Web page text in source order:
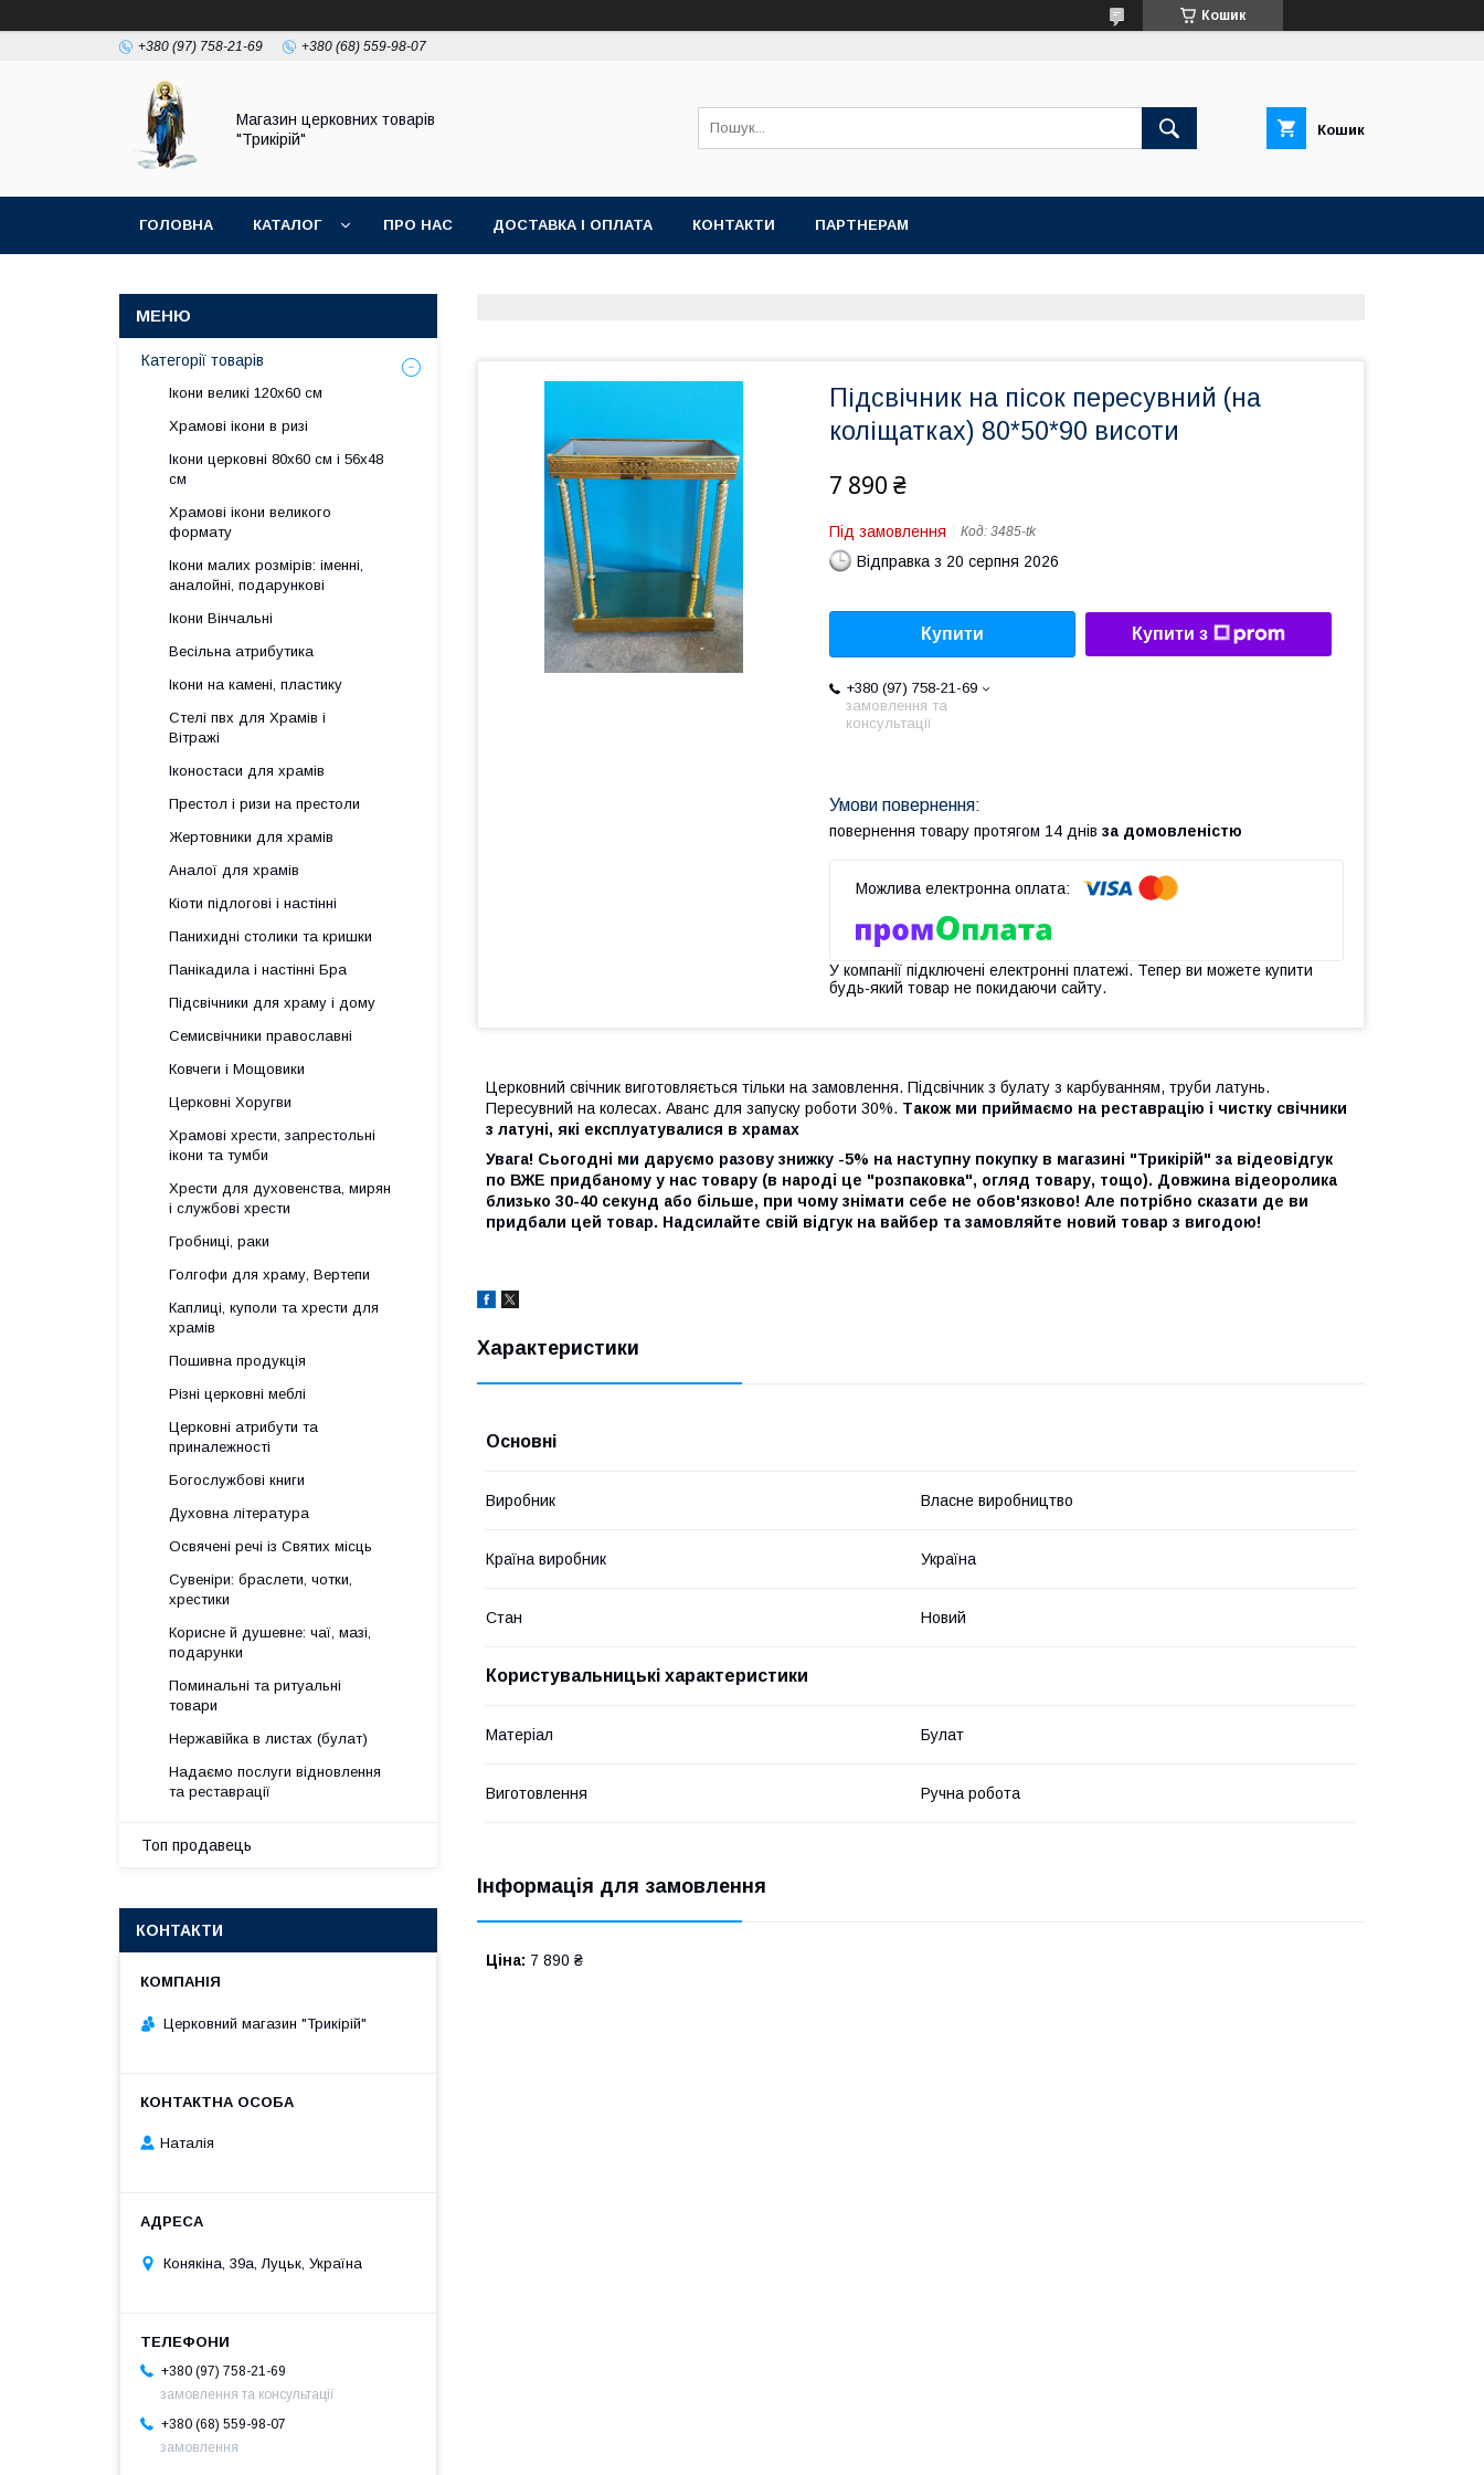
Кошик
+380 (97) 758-21-69 +380 (68) 559-98-07
Магазин церковних товарів
"Трикірій"
Кошик
ГОЛОВНА КАТАЛОГ ПРО НАС ДОСТАВКА І ОПЛАТА КОНТАКТИ ПАРТНЕРАМ
Підсвічник на пісок пересувний (на
коліщатках) 80*50*90 висоти
7 890 ₴
Під замовлення Код: 3485-tk
Відправка з 20 серпня 2026
Купити Купити з
+380 (97) 758-21-69
замовлення та
консультації
повернення товару протягом 14 днів за домовленістю
У компанії підключені електронні платежі. Тепер ви можете купити
будь-який товар не покидаючи сайту.
Церковний свічник виготовляється тільки на замовлення. Підсвічник з булату з карбуванням, труби латунь.
Пересувний на колесах. Аванс для запуску роботи 30%. Також ми приймаємо на реставрацію і чистку свічники
з латуні, які експлуатувалися в храмах
Увага! Сьогодні ми даруємо разову знижку -5% на наступну покупку в магазині "Трикірій" за відеовідгук
по ВЖЕ придбаному у нас товару (в народі це "розпаковка", огляд товару, тощо). Довжина відеоролика
близько 30-40 секунд або більше, при чому знімати себе не обов'язково! Але потрібно сказати де ви
придбали цей товар. Надсилайте свій відгук на вайбер та замовляйте новий товар з вигодою!
Характеристики
Основні
Виробник Власне виробництво
Країна виробник Україна
Стан Новий
Користувальницькі характеристики
Матеріал Булат
Виготовлення Ручна робота
Інформація для замовлення
Ціна: 7 890 ₴
Категорії товарів
Ікони великі 120х60 см
Храмові ікони в ризі
Ікони церковні 80х60 см і 56х48
см
Храмові ікони великого
формату
Ікони малих розмірів: іменні,
аналойні, подарункові
Ікони Вінчальні
Весільна атрибутика
Ікони на камені, пластику
Стелі пвх для Храмів і
Вітражі
Іконостаси для храмів
Престол і ризи на престоли
Жертовники для храмів
Аналої для храмів
Кіоти підлогові і настінні
Панихидні столики та кришки
Панікадила і настінні Бра
Підсвічники для храму і дому
Семисвічники православні
Ковчеги і Мощовики
Церковні Хоругви
Храмові хрести, запрестольні
ікони та тумби
Хрести для духовенства, мирян
і службові хрести
Гробниці, раки
Голгофи для храму, Вертепи
Каплиці, куполи та хрести для
храмів
Пошивна продукція
Різні церковні меблі
Церковні атрибути та
приналежності
Богослужбові книги
Духовна література
Освячені речі із Святих місць
Сувеніри: браслети, чотки,
хрестики
Корисне й душевне: чаї, мазі,
подарунки
Поминальні та ритуальні
товари
Нержавійка в листах (булат)
Надаємо послуги відновлення
та реставрації
Топ продавець
КОНТАКТИ
Церковний магазин "Трикірій"
Наталія
Конякіна, 39а, Луцьк, Україна
+380 (97) 758-21-69
замовлення та консультації
+380 (68) 559-98-07
замовлення